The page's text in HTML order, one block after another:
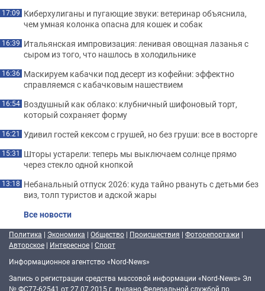
17:09 Киберхулиганы и пугающие звуки: ветеринар объяснила,
чем умная колонка опасна для кошек и собак
16:39 Итальянская импровизация: ленивая овощная лазанья с
сыром из того, что нашлось в холодильнике
16:36 Маскируем кабачки под десерт из кофейни: эффектно
справляемся с кабачковым нашествием
16:54 Воздушный как облако: клубничный шифоновый торт,
который сохраняет форму
16:21 Удивил гостей кексом с грушей, но без груши: все в восторге
15:31 Шторы устарели: теперь мы выключаем солнце прямо
через стекло одной кнопкой
13:18 Небанальный отпуск 2026: куда тайно рвануть с детьми без
виз, толп туристов и адской жары
Все новости
Политика | Экономика | Общество | Происшествия | Фоторепортажи |
Авторское | Интересное | Спорт
Информационное агентство «Nord-News»
Запись о регистрации средства массовой информации «Nord-News» Эл
№ ФС77-62541 от 27.07.2015 г. выдано Федеральной службой по